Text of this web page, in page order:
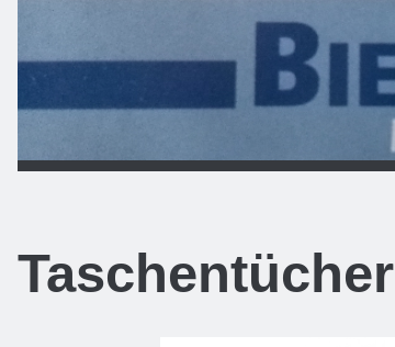
Taschentücher